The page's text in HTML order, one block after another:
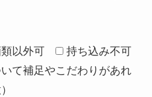
以外可
持ち込み不可
て補足やこだわりがあれ